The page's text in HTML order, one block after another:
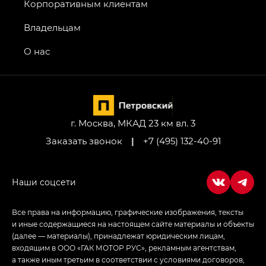
GS4 — Джи Эс 4 (GS4) в комплектациях Джи Би
привод — GB AWD, Джи Эль Полный привод —
Джи Ти — GT, Джи Икс — GX,
Джи Икс ПРЕМИУМ — GX PREMIUM, ЛАУНЖ —
Empow — Эмпау (Empow) в комплектации
г. Москва, МКАД 23 км вл. 3
Заказать звонок
| +7 (495) 132-40-91
Корпоративным клиентам
Владельцам
О нас
Все права на информацию, графические изображения, тексты
и иные содержащиеся на настоящем сайте материалы и объекты
(далее — материалы), принадлежат юридическим лицам,
входящим в ООО «ГАК МОТОР РУС», рекламным агентствам,
а также иным третьим в соответствии с условиями договоров,